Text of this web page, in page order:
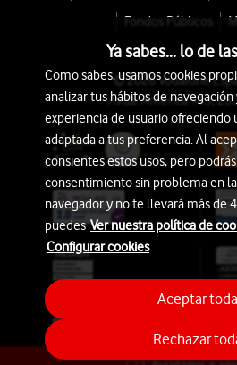
Fondos Públicos
© 2026 Vodafone
Avda. América 115,
Ya sabes... lo de
Como sabes, usamos cookies
analizar tus hábitos de
experiencia de usuario ofreciendo
adaptada a tus preferencia. Al
consientes estos usos, pero
consentimiento sin problema en
navegador y no te llevará más de
puedesVer nuestra política de
Configurar cookies
Rechazar
Aceptar